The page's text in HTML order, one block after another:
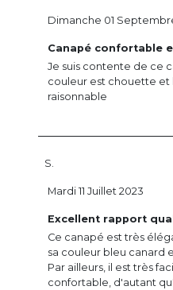
Canapé confortable
Je suis contente de ce
couleur est chouette et
raisonnable
Dimanche 01
S.
Excellent rapport
Ce canapé est très
sa couleur bleu canard
Par ailleurs, il est très
confortable, d'autant
Mardi 11 Juillet 2023